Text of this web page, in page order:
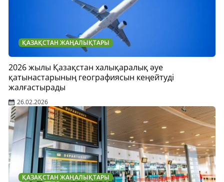
ҚАЗАҚСТАН ЖАҢАЛЫҚТАРЫ
2026 жылы Қазақстан халықаралық әуе
қатынастарының географиясын кеңейтуді
жалғастырады
26.02.2026
ҚАЗАҚСТАН ЖАҢАЛЫҚТАРЫ